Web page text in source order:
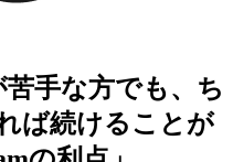
苦手な方でも、ち
ば続けることが